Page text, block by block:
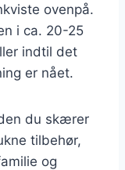
ovenpå.
i ca. 20-25
indtil det
er nået.
du skærer
tilbehør,
og